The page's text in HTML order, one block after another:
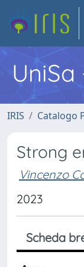
UniSa
IRIS Catalogo
Strong
Vincenzo
2023
Scheda